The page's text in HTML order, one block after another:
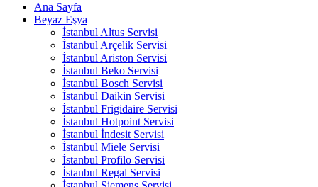
Ana Sayfa
Beyaz Eşya
İstanbul Altus Servisi
İstanbul Arçelik Servisi
İstanbul Ariston Servisi
İstanbul Beko Servisi
İstanbul Bosch Servisi
İstanbul Daikin Servisi
İstanbul Frigidaire Servisi
İstanbul Hotpoint Servisi
İstanbul İndesit Servisi
İstanbul Miele Servisi
İstanbul Profilo Servisi
İstanbul Regal Servisi